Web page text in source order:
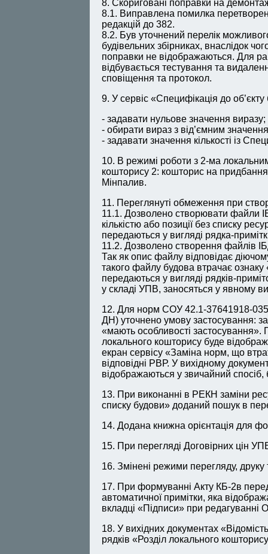
8. Скориговані поправки на
8.1. Виправлена помилка
редакцій до 382.
8.2. Був уточнений перелік
будівельних збірниках, внаслідок
поправки не відображаються. Для
відбувається тестування та
сповіщення та протокол.
9. У сервіс «Специфікація до
- задавати нульове значення виразу;
- обирати вираз з від’ємним
- задавати значення кількості із
10. В режимі роботи з 2-ма
кошторису 2: кошторис на
Мінпалив.
11. Переглянуті обмеження при
11.1. Дозволено створювати файли
кількістю або позиції без списку
передаються у вигляді рядка-
11.2. Дозволено створення файлів
Так як опис файлу відповідає
такого файлу будова втрачає
передаються у вигляді рядків-
у складі УПВ, заносяться у явному
12. Для норм СОУ 42.1-37641918-
ДН) уточнено умову застосування:
«мають особливості
локального кошторису буде
екран сервісу «Заміна норм, що
відповідні РВР. У вихідному
відображаються у звичайний спосіб,
13. При виконанні в РЕКН заміни
списку будови» доданий пошук в
14. Додана книжна орієнтація для
15. При перегляді Договірних цін
16. Змінені режими перегляду,
17. При формуванні Акту КБ-2в
автоматичної примітки, яка
вкладці «Підписи» при редагуванні
18. У вихідних документах
рядків «Розділ локального